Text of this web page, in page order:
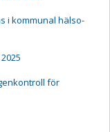
i kommunal hälso-
för